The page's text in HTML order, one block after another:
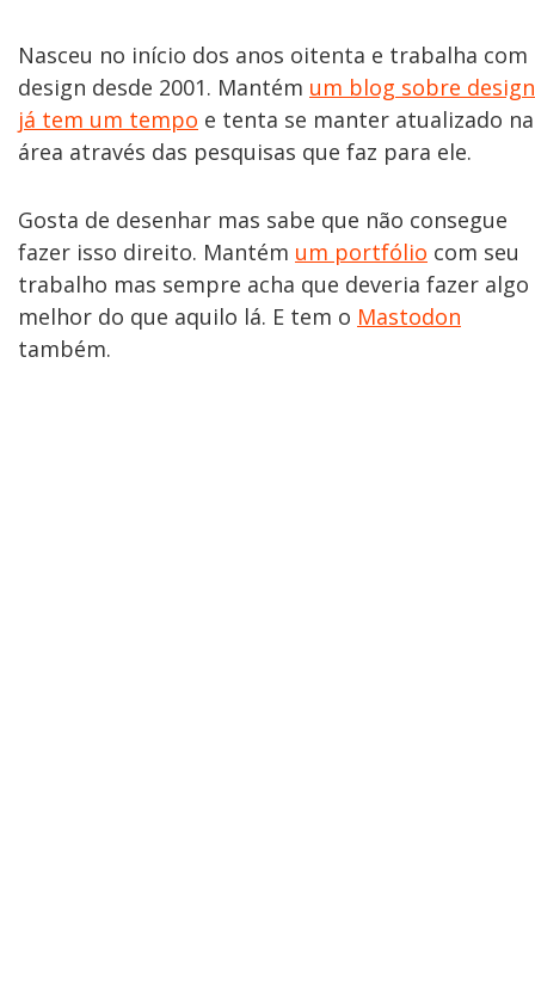
Nasceu no início dos anos oitenta e trabalha com
design desde 2001. Mantém um blog sobre design
já tem um tempo e tenta se manter atualizado na
área através das pesquisas que faz para ele.
Gosta de desenhar mas sabe que não consegue
fazer isso direito. Mantém um portfólio com seu
trabalho mas sempre acha que deveria fazer algo
melhor do que aquilo lá. E tem o Mastodon
também.